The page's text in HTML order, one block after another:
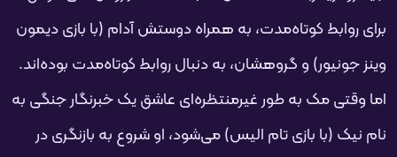
برای روابط کوتاه‌مدت، به همراه دوستش آدام (با بازی دیمون
وینز جونیور) و گروهشان، به دنبال روابط کوتاه‌مدت بوده‌اند.
اما وقتی مک به طور غیرمنتظره‌ای عاشق یک خبرنگار جنگی به
نام نیک (با بازی تام الیس) می‌شود، او شروع به بازنگری در